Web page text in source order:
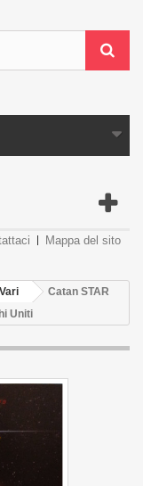
Mappa del sito
Vari
Catan STAR
Uniti